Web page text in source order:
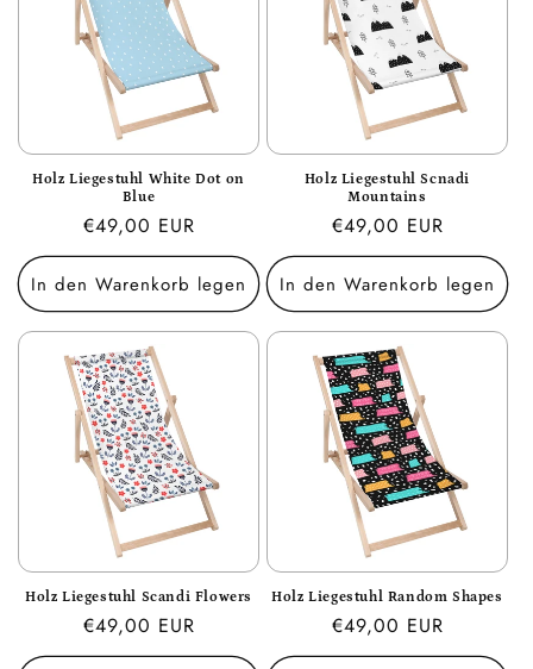
Holz Liegestuhl White Dot on
Blue
Normaler
Preis
€49,00 EUR
In den Warenkorb legen
Holz Liegestuhl Scnadi
Mountains
Normaler
Preis
€49,00 EUR
In den Warenkorb legen
Holz Liegestuhl Scandi Flowers
Normaler
Preis
€49,00 EUR
Holz Liegestuhl Random Shapes
Normaler
Preis
€49,00 EUR